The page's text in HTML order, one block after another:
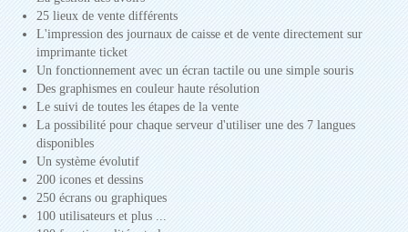
25 lieux de vente différents
L'impression des journaux de caisse et de vente directement sur
imprimante ticket
Un fonctionnement avec un écran tactile ou une simple souris
Des graphismes en couleur haute résolution
Le suivi de toutes les étapes de la vente
La possibilité pour chaque serveur d'utiliser une des 7 langues
disponibles
Un système évolutif
200 icones et dessins
250 écrans ou graphiques
100 utilisateurs et plus ...